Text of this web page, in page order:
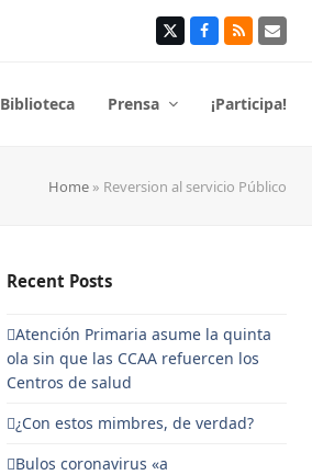
TwitterFacebook
RSS Correo
Biblioteca Prensa ¡Participa!
Home » Reversion al servicio Público
Recent Posts
Atención Primaria asume la quinta
ola sin que las CCAA refuercen los
Centros de salud
¿Con estos mimbres, de verdad?
Bulos coronavirus «a